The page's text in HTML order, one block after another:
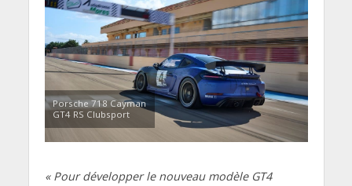
Porsche 718 Cayman
GT4 RS Clubsport
« Pour développer le nouveau modèle GT4